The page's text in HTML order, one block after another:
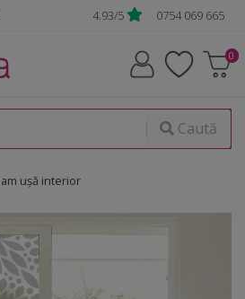
4.93/5 0754 069 665
Caută
uşă interior